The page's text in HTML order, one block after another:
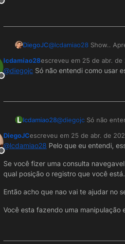
Offline
DiegoJC@lcdamiao28 Show..
Offline
lcdamiao28escreveu em 25 de abr. de
última edição por
@diegojc Só não entendi como usar
L lcdamiao28@diegojc Só não
Offline
DiegoJCescreveu em 25 de abr. de
última edição por
@lcdamiao28 Pelo que eu entendi,
Se você fizer uma consulta
qual posição o registro que você está.
Então acho que nao vai te ajudar no
Você esta fazendo uma manipulação